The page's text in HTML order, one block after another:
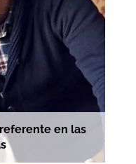
en las